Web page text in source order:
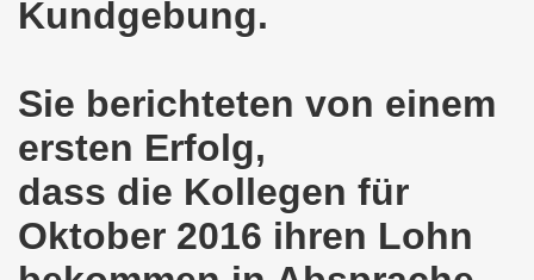
Kundgebung.
Sie berichteten von einem
ersten Erfolg,
dass die Kollegen für
Oktober 2016 ihren Lohn
Montagsdemo-Bewegung am 14.03.2022 - stärken wir
am 28.02.2022 - breiter Protest und breiter
ruft auf am 28.02.2022 zum Tag des
Bewegung am 14. Februar 2022 in der Innenstadt